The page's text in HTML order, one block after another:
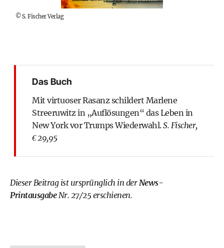
©S. Fischer Verlag
Das Buch
Mit virtuoser Rasanz schildert Marlene
Streeruwitz in „Auflösungen“ das Leben in
New York vor Trumps Wiederwahl.S. Fischer,
€ 29,95
Dieser Beitrag ist ursprünglich in derNews-
PrintausgabeNr. 27/25 erschienen.